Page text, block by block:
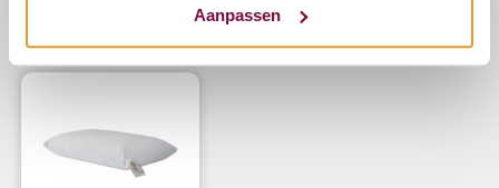
Aanpassen
Zojuist bekeken